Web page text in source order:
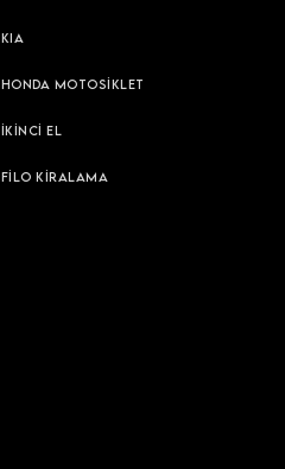
KIA
HONDA MOTOSİKLET
İKİNCİ EL
FİLO KİRALAMA